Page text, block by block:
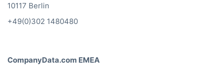
10117 Berlin
+49(0)302 1480480
CompanyData.com EMEA